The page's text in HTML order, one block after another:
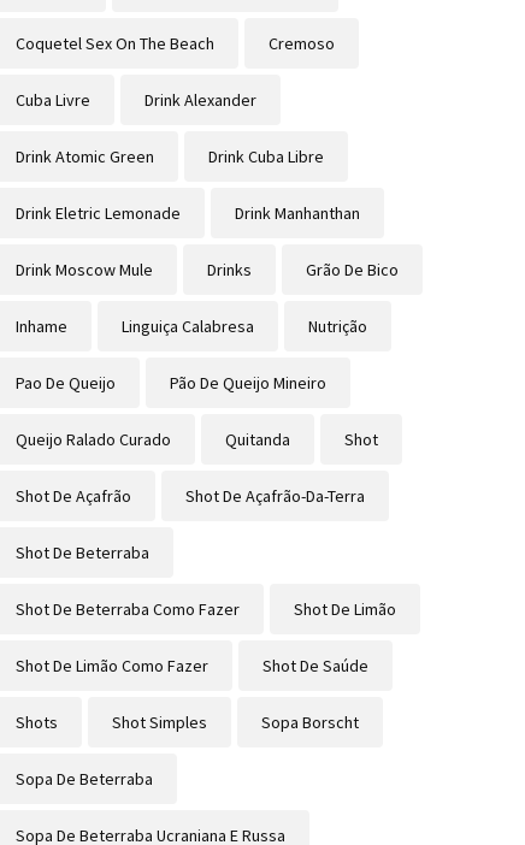
Coquetel Sex On The Beach Cremoso
Cuba Livre Drink Alexander
Drink Atomic Green Drink Cuba Libre
Drink Eletric Lemonade Drink Manhanthan
Drink Moscow Mule Drinks Grão De Bico
Inhame Linguiça Calabresa Nutrição
Pao De Queijo Pão De Queijo Mineiro
Queijo Ralado Curado Quitanda Shot
Shot De Açafrão Shot De Açafrão-Da-Terra
Shot De Beterraba
Shot De Beterraba Como Fazer Shot De Limão
Shot De Limão Como Fazer Shot De Saúde
Shots Shot Simples Sopa Borscht
Sopa De Beterraba
Sopa De Beterraba Ucraniana E Russa